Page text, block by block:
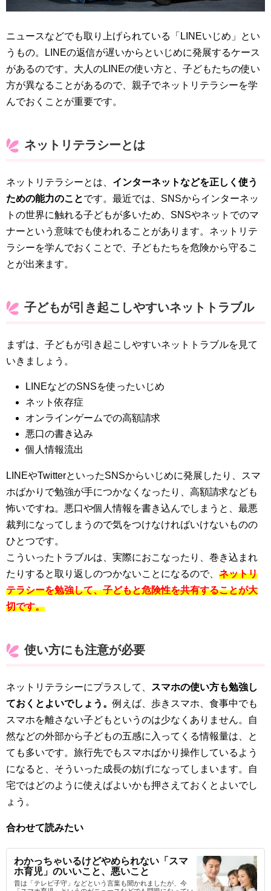
ニュースなどでも取り上げられている「LINEいじめ」とい
うもの。LINEの返信が遅いからといじめに発展するケース
があるのです。大人のLINEの使い方と、子どもたちの使い
方が異なることがあるので、親子でネットリテラシーを学
んでおくことが重要です。
ネットリテラシーとは
ネットリテラシーとは、 インターネットなどを正しく使う
ための能力のことです。最近では、SNSからインターネッ
トの世界に触れる子どもが多いため、SNSやネットでのマ
ナーという意味でも使われることがあります。ネットリテ
ラシーを学んでおくことで、子どもたちを危険から守るこ
とが出来ます。
子どもが引き起こしやすいネットトラブル
まずは、子どもが引き起こしやすいネットトラブルを見て
いきましょう。
LINEなどのSNSを使ったいじめ
ネット依存症
オンラインゲームでの高額請求
悪口の書き込み
個人情報流出
LINEやTwitterといったSNSからいじめに発展したり、スマ
ホばかりで勉強が手につかなくなったり、高額請求なども
怖いですね。悪口や個人情報を書き込んでしまうと、最悪
裁判になってしまうので気をつけなければいけないものの
ひとつです。
こういったトラブルは、実際におこなったり、巻き込まれ
たりすると取り返しのつかないことになるので、 ネットリ
テラシーを勉強して、子どもと危険性を共有することが大
切です。
使い方にも注意が必要
ネットリテラシーにプラスして、
スマホの使い方も勉強し
ておくとよいでしょう。例えば、歩きスマホ、食事中でも
スマホを離さない子どもというのは少なくありません。自
然などの外部から子どもの五感に入ってくる情報量は、と
ても多いです。旅行先でもスマホばかり操作しているよう
になると、そういった成長の妨げになってしまいます。自
宅ではどのように使えばよいかも押さえておくとよいでし
ょう。
合わせて読みたい
わかっちゃいるけどやめられない「スマ
ホ育児」のいいこと、悪いこと
昔は「テレビ子守」などという言葉も聞かれましたが、今